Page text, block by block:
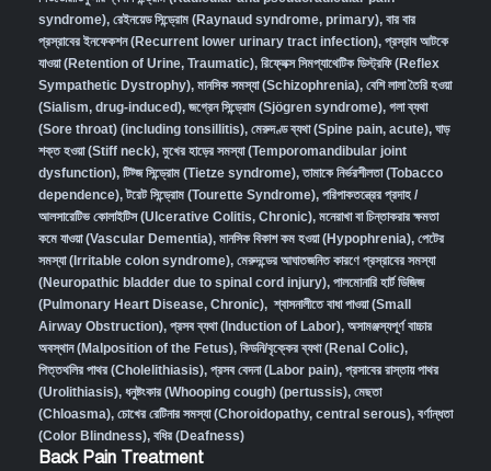
syndrome), রেইনয়েড সিন্ড্রোম (Raynaud syndrome, primary), বার বার
প্রস্রাবের ইনফেকশন (Recurrent lower urinary tract infection), প্রস্রাব আটকে
যাওয়া (Retention of Urine, Traumatic), রিফ্লেক্স সিমপ্যাথেটিক ডিস্ট্রফি (Reflex
Sympathetic Dystrophy), মানসিক সমস্যা (Schizophrenia), বেশি লালা তৈরি হওয়া
(Sialism, drug-induced), জগ্রেন সিন্ড্রোম (Sjögren syndrome), গলা ব্যথা
(Sore throat) (including tonsillitis), মেরুদণ্ড ব্যথা (Spine pain, acute), ঘাড়
শক্ত হওয়া (Stiff neck), মুখের হাড়ের সমস্যা (Temporomandibular joint
dysfunction), টিট্জ সিন্ড্রোম (Tietze syndrome),তামাকে নির্ভরশীলতা (Tobacco
dependence),টরেট সিন্ড্রোম (Tourette Syndrome), পরিপাকতন্ত্রের প্রদাহ /
আলসারেটিভ কোলাইটিস (Ulcerative Colitis, Chronic), মনেরাখা বা চিন্তাকরার ক্ষমতা
কমে যাওয়া (Vascular Dementia), মানসিক বিকাশ কম হওয়া (Hypophrenia), পেটের
সমস্যা (Irritable colon syndrome), মেরুদন্ডের আঘাতজনিত কারণে প্রস্রাবের সমস্যা
(Neuropathic bladder due to spinal cord injury), পালমোনারি হার্ট ডিজিজ
(Pulmonary Heart Disease, Chronic),শ্বাসনালীতে বাধা পাওয়া (Small
Airway Obstruction), প্রসব ব্যথা (Induction of Labor), অসামঞ্জস্যপূর্ণ বাচ্চার
অবস্থান (Malposition of the Fetus), কিডনি/বৃক্কের ব্যথা (Renal Colic),
পিত্তথলির পাথর (Cholelithiasis), প্রসব বেদনা (Labor pain), প্রসাবের রাস্তায় পাথর
(Urolithiasis), ধনুষ্টংকার (Whooping cough) (pertussis), মেছতা
(Chloasma), চোখের রেটিনার সমস্যা (Choroidopathy, central serous), বর্ণান্ধতা
(Color Blindness), বধির (Deafness)
Back Pain Treatment